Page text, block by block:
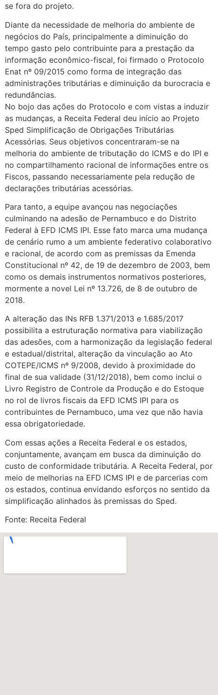
se fora do projeto.
Diante da necessidade de melhoria do ambiente de
negócios do País, principalmente a diminuição do
tempo gasto pelo contribuinte para a prestação da
informação econômico-fiscal, foi firmado o Protocolo
Enat nº 09/2015 como forma de integração das
administrações tributárias e diminuição da burocracia e
redundâncias.
No bojo das ações do Protocolo e com vistas a induzir
as mudanças, a Receita Federal deu início ao Projeto
Sped Simplificação de Obrigações Tributárias
Acessórias. Seus objetivos concentraram-se na
melhoria do ambiente de tributação do ICMS e do IPI e
no compartilhamento racional de informações entre os
Fiscos, passando necessariamente pela redução de
declarações tributárias acessórias.
Para tanto, a equipe avançou nas negociações
culminando na adesão de Pernambuco e do Distrito
Federal à EFD ICMS IPI. Esse fato marca uma mudança
de cenário rumo a um ambiente federativo colaborativo
e racional, de acordo com as premissas da Emenda
Constitucional nº 42, de 19 de dezembro de 2003, bem
como os demais instrumentos normativos posteriores,
mormente a novel Lei nº 13.726, de 8 de outubro de
2018.
A alteração das INs RFB 1.371/2013 e 1.685/2017
possibilita a estruturação normativa para viabilização
das adesões, com a harmonização da legislação federal
e estadual/distrital, alteração da vinculação ao Ato
COTEPE/ICMS nº 9/2008, devido à proximidade do
final de sua validade (31/12/2018), bem como inclui o
Livro Registro de Controle da Produção e do Estoque
no rol de livros fiscais da EFD ICMS IPI para os
contribuintes de Pernambuco, uma vez que não havia
essa obrigatoriedade.
Com essas ações a Receita Federal e os estados,
conjuntamente, avançam em busca da diminuição do
custo de conformidade tributária. A Receita Federal, por
meio de melhorias na EFD ICMS IPI e de parcerias com
os estados, continua envidando esforços no sentido da
simplificação alinhados às premissas do Sped.
Fonte: Receita Federal